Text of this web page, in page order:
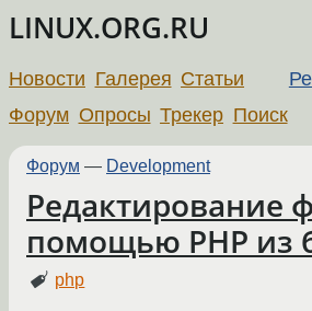
LINUX.ORG.RU
Новости Галерея Статьи
Форум Опросы Трекер Поиск
Форум — Development
Редактирование
помощью PHP из
php